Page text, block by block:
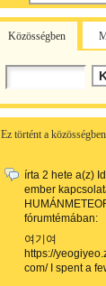
Közösségben
Ez történt a
írta 2 hete a(z)
ember
fórumtémában:
여기여
https://
com/ I spent a